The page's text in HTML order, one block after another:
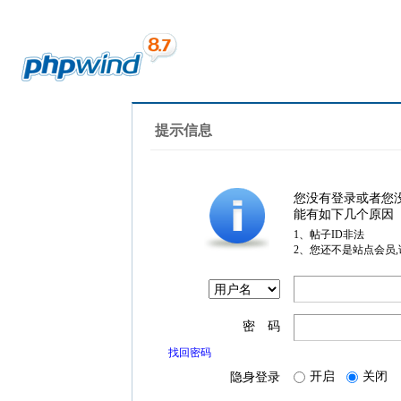
提示信息
您没有登录或者您
能有如下几个原因
1、帖子ID非法
2、您还不是站点会员
密 码
找回密码
隐身登录 开启 关闭